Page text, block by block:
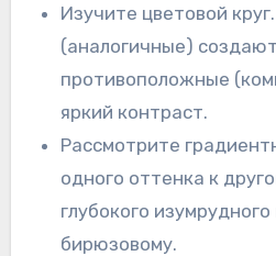
Изучите цветовой
(аналогичные)
противоположные
яркий контраст.
Рассмотрите
одного оттенка к
глубокого
бирюзовому.